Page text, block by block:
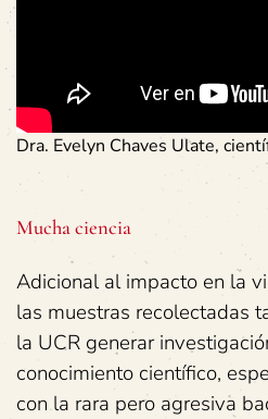
Dra. Evelyn Chaves Ulate,
Mucha ciencia
Adicional al impacto en la
las muestras recolectadas
la UCR generar
conocimiento científico,
con la rara pero agresiva